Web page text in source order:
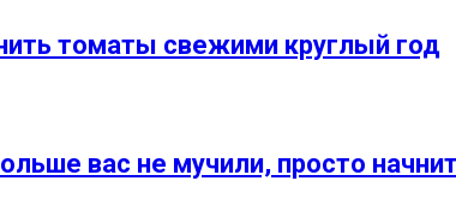
томаты свежими круглый год
вас не мучили, просто